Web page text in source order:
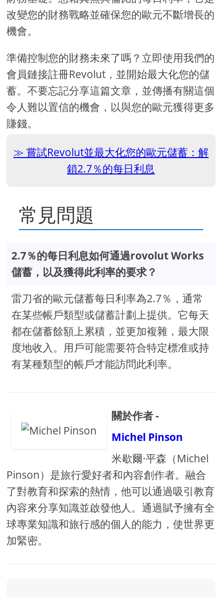
改變您的財務戰略並確保您的歐元不斷增長的
機會。
準備控制您的財務未來了嗎？立即使用我們的
會員鏈接註冊Revolut，並開始最大化您的儲
蓄。不要忘記分享這篇文章，並傳播有關這個
令人難以置信的機會，以與您的歐元獲得更多
賺錢。
嘗試Revolut並最大化您的歐元儲蓄：解
鎖2.7％的每日利息
常見問題
2.7％的每日利息如何通過rovolut Works
儲蓄，以及獲得此利率的要求？
雷刀省的歐元儲蓄每日利率為2.7％，通常
在某些帳戶類型或儲蓄計劃上提供。它每天
都在儲蓄餘額上累積，並更加複雜，最大限
度地收入。用戶可能需要符合特定標准或持
有某種類型的帳戶才能訪問此利率。
關於作者 -
Michel Pinson
米歇爾·平森（Michel
Pinson）是旅行愛好者和內容創作者。融合
了對教育和探索的熱情，他可以通過吸引教育
內容來分享知識並啟發他人。通過賦予擁有全
球專業知識和旅行感的個人的能力，使世界更
加緊密。